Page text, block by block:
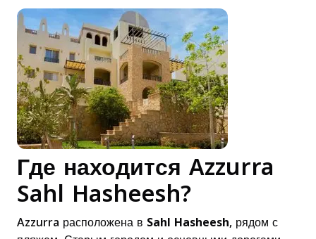
Где находится Azzurra
Sahl Hasheesh?
Azzurra расположена в Sahl Hasheesh, рядом с